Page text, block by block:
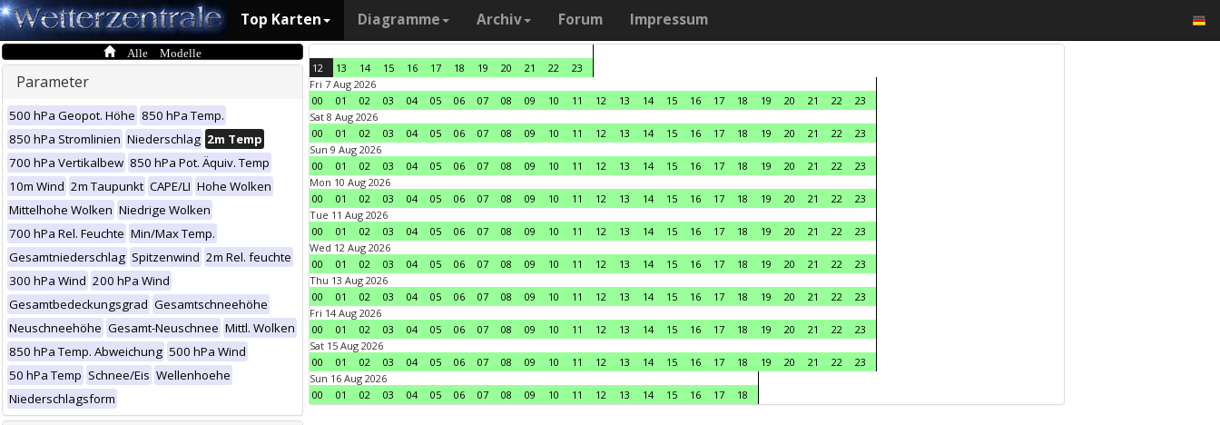
Top Karten Diagramme Archiv Forum Impressum
Alle Modelle
Parameter
500 hPa Geopot. Höhe 850 hPa Temp.
850 hPa Stromlinien Niederschlag 2m Temp
700 hPa Vertikalbew 850 hPa Pot. Äquiv. Temp
10m Wind 2m Taupunkt CAPE/LI Hohe Wolken
Mittelhohe Wolken Niedrige Wolken
700 hPa Rel. Feuchte Min/Max Temp.
Gesamtniederschlag Spitzenwind 2m Rel. feuchte
300 hPa Wind 200 hPa Wind
Gesamtbedeckungsgrad Gesamtschneehöhe
Neuschneehöhe Gesamt-Neuschnee Mittl. Wolken
850 hPa Temp. Abweichung 500 hPa Wind
50 hPa Temp Schnee/Eis Wellenhoehe
Niederschlagsform
12 13 14 15 16 17 18 19 20 21 22
23
Fri 7 Aug 2026
00
01 02 03 04 05 06 07 08 09 10 11 12 13 14 15 16 17 18 19 20 21 22
23
Sat 8 Aug 2026
00
01 02 03 04 05 06 07 08 09 10 11 12 13 14 15 16 17 18 19 20 21 22
23
Sun 9 Aug 2026
00
01 02 03 04 05 06 07 08 09 10 11 12 13 14 15 16 17 18 19 20 21 22
23
Mon 10 Aug 2026
00
01 02 03 04 05 06 07 08 09 10 11 12 13 14 15 16 17 18 19 20 21 22
23
Tue 11 Aug 2026
00
01 02 03 04 05 06 07 08 09 10 11 12 13 14 15 16 17 18 19 20 21 22
23
Wed 12 Aug 2026
00
01 02 03 04 05 06 07 08 09 10 11 12 13 14 15 16 17 18 19 20 21 22
23
Thu 13 Aug 2026
00
01 02 03 04 05 06 07 08 09 10 11 12 13 14 15 16 17 18 19 20 21 22
23
Fri 14 Aug 2026
00
01 02 03 04 05 06 07 08 09 10 11 12 13 14 15 16 17 18 19 20 21 22
23
Sat 15 Aug 2026
00
01 02 03 04 05 06 07 08 09 10 11 12 13 14 15 16 17 18 19 20 21 22
23
Sun 16 Aug 2026
00
01 02 03 04 05 06 07 08 09 10 11 12 13 14 15 16 17 18